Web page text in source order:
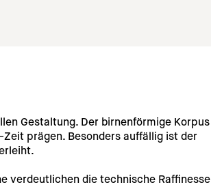
Gestaltung. Der birnenförmige Korpus
prägen. Besonders auffällig ist der
verdeutlichen die technische Raffinesse